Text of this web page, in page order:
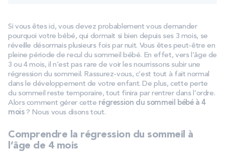
Si vous êtes ici, vous devez probablement vous demander
pourquoi votre bébé, qui dormait si bien depuis ses 3 mois, se
réveille désormais plusieurs fois par nuit. Vous êtes peut-être en
pleine période de recul du sommeil bébé. En effet, vers l’âge de
3 ou 4 mois, il n’est pas rare de voir les nourrissons subir une
régression du sommeil. Rassurez-vous, c’est tout à fait normal
dans le développement de votre enfant. De plus, cette perte
du sommeil reste temporaire, tout finira par rentrer dans l’ordre.
Alors comment gérer cette régression du sommeil bébé à 4
mois? Nous vous disons tout.
Comprendre la régression du sommeil à
l’âge de 4 mois